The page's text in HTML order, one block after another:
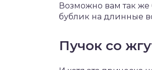
Возможно вам так же
бублик на длинные
Пучок со